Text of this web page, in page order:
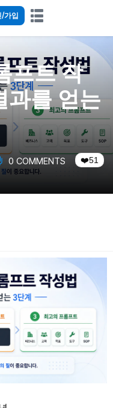
가입
프트 작
과를 얻는
0 COMMENTS 51